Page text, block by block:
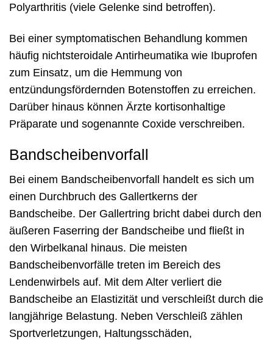
Polyarthritis (viele Gelenke sind betroffen).
Bei einer symptomatischen Behandlung kommen
häufig nichtsteroidale Antirheumatika wie Ibuprofen
zum Einsatz, um die Hemmung von
entzündungsfördernden Botenstoffen zu erreichen.
Darüber hinaus können Ärzte kortisonhaltige
Präparate und sogenannte Coxide verschreiben.
Bandscheibenvorfall
Bei einem Bandscheibenvorfall handelt es sich um
einen Durchbruch des Gallertkerns der
Bandscheibe. Der Gallertring bricht dabei durch den
äußeren Faserring der Bandscheibe und fließt in
den Wirbelkanal hinaus. Die meisten
Bandscheibenvorfälle treten im Bereich des
Lendenwirbels auf. Mit dem Alter verliert die
Bandscheibe an Elastizität und verschleißt durch die
langjährige Belastung. Neben Verschleiß zählen
Sportverletzungen, Haltungsschäden,